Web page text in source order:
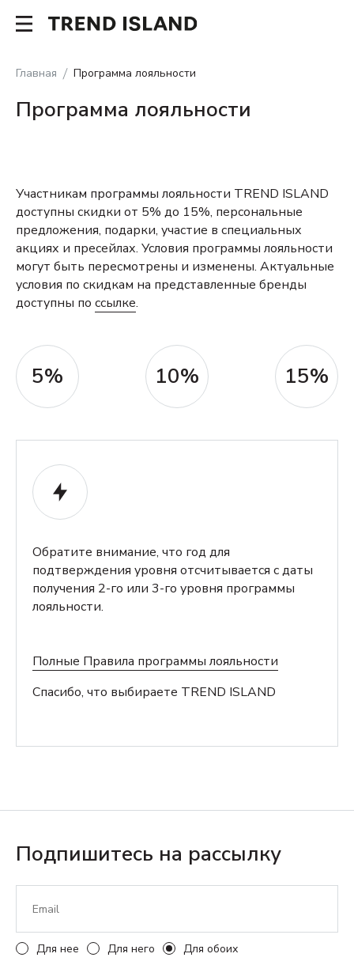
Главная Программа лояльности
Программа лояльности
Участникам программы лояльности TREND ISLAND
доступны скидки от 5% до 15%, персональные
предложения, подарки, участие в специальных
акциях и пресейлах. Условия программы лояльности
могут быть пересмотрены и изменены. Актуальные
условия по скидкам на представленные бренды
доступны по ссылке.
5% 10% 15%
Обратите внимание, что год для
подтверждения уровня отсчитывается с даты
получения 2-го или 3-го уровня программы
лояльности.
Полные Правила программы лояльности
Спасибо, что выбираете TREND ISLAND
Подпишитесь на рассылку
Для нее Для него Для обоих